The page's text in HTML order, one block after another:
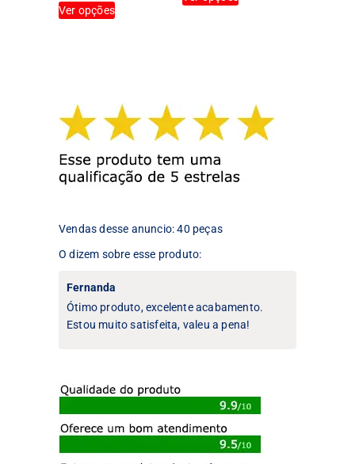
Ver opçõesproduto
opções
podem
ser
escolhidas
na
produto
podem
ser
escolhidas
página
Vendas desse anuncio: 40 peças
O dizem sobre esse produto:
Fernanda
Ótimo produto, excelente acabamento.
Estou muito satisfeita, valeu a pena!